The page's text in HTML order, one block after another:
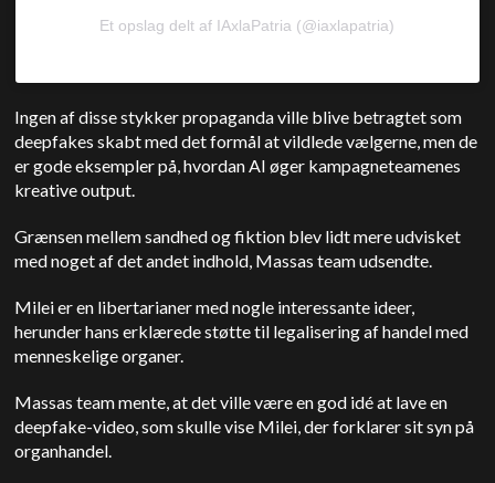
Et opslag delt af IAxlaPatria (@iaxlapatria)
Ingen af disse stykker propaganda ville blive betragtet som
deepfakes skabt med det formål at vildlede vælgerne, men de
er gode eksempler på, hvordan AI øger kampagneteamenes
kreative output.
Grænsen mellem sandhed og fiktion blev lidt mere udvisket
med noget af det andet indhold, Massas team udsendte.
Milei er en libertarianer med nogle interessante ideer,
herunder hans erklærede støtte til legalisering af handel med
menneskelige organer.
Massas team mente, at det ville være en god idé at lave en
deepfake-video, som skulle vise Milei, der forklarer sit syn på
organhandel.